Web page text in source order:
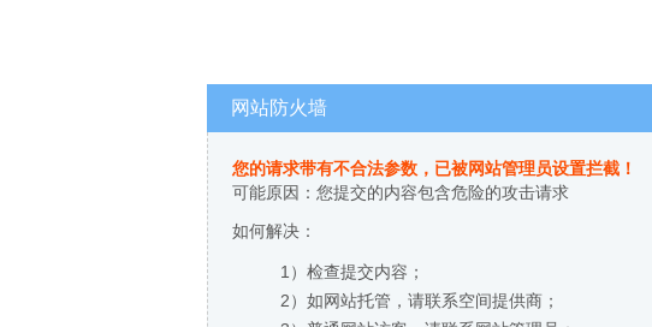
网站防火墙
您的请求带有不合法参数，已被网站管理员设置拦截！
可能原因：您提交的内容包含危险的攻击请求
如何解决：
1）检查提交内容；
2）如网站托管，请联系空间提供商；